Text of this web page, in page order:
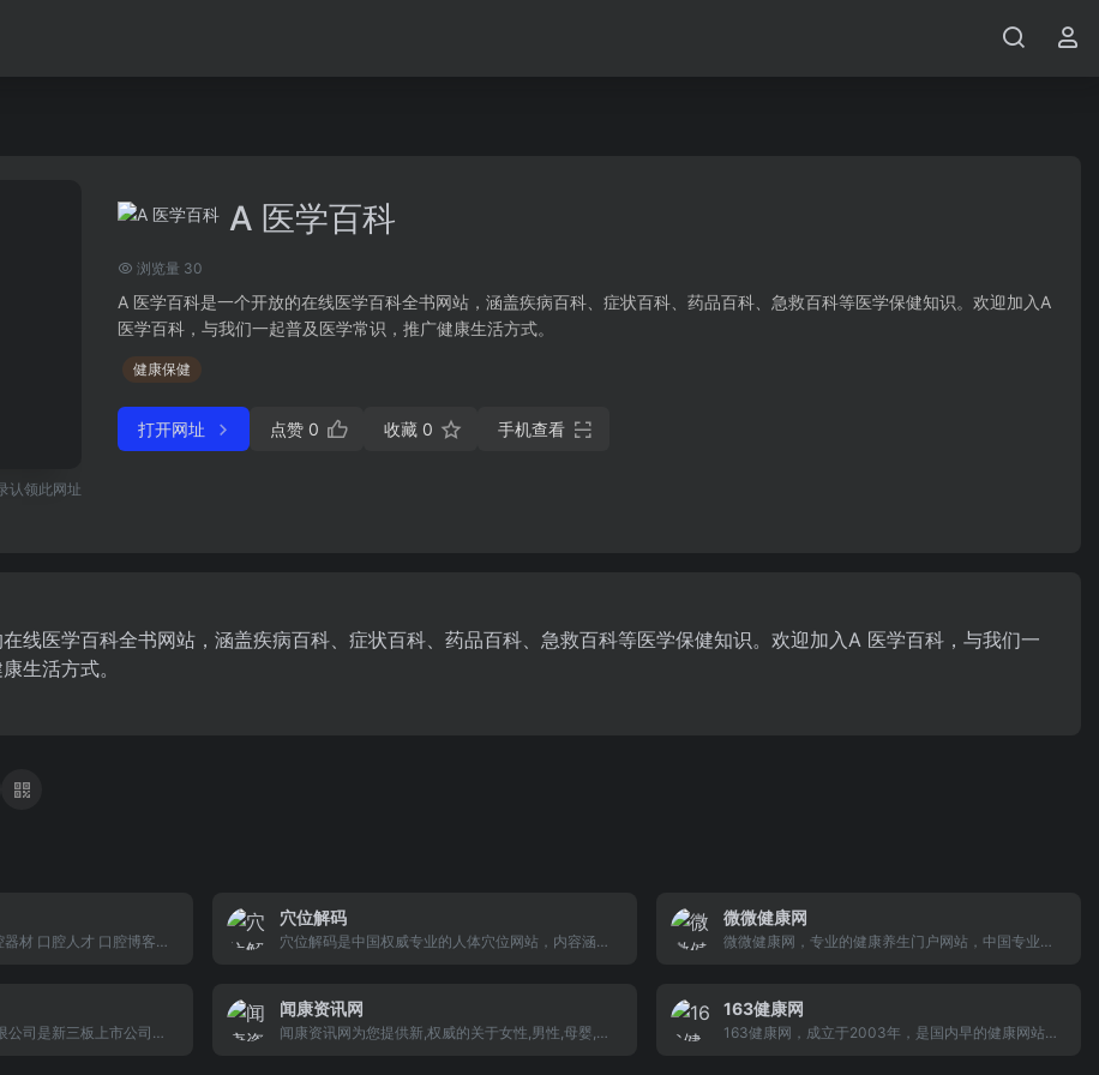
认领此网址
A 医学百科
浏览量 30
A 医学百科是一个开放的在线医学百科全书网站，涵盖疾病百科、症状百科、药品百科、急救百科等医学保健知识。欢迎加入A
医学百科，与我们一起普及医学常识，推广健康生活方式。
健康保健
打开网址 点赞 0 收藏 0 手机查看
线医学百科全书网站，涵盖疾病百科、症状百科、药品百科、急救百科等医学保健知识。欢迎加入A 医学百科，与我们一
生活方式。
材 口腔人才 口腔博客
穴位解码
穴位解码是中国权威专业的人体穴位网站，内容涵盖
人体穴位高清图解、按摩手法及作用。同时也提供了
穴位按摩视频、减肥、养生、小儿推拿穴位按摩等。
微微健康网
微微健康网，专业的健康养生门户网站，中国专业健
生、保健、防病、营养、饮食、养生保健、微量元
素、女性健康、男性健康等频道。
公司是新三板上市公司，
闻康资讯网
闻康资讯网为您提供新,权威的关于女性,男性,母婴,两
163健康网
163健康网，成立于2003年，是国内早的健康网站之